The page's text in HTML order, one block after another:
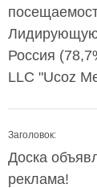
Лидирующую
Россия
LLC "Ucoz
Заголовок:
Доска
реклама!